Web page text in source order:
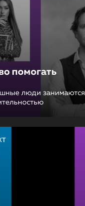
помогать
люди занимаются